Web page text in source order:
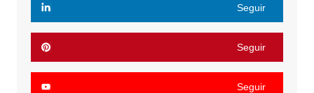
Seguir
Seguir
Seguir